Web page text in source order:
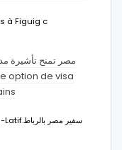
à Figuig c
مصر تمنح تأشيرة
option de visa